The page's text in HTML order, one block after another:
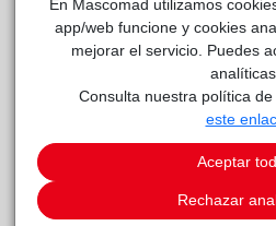
APRENDE
En Mascomad utilizamos
app/web funcione y cookies
mejorar el servicio. Puedes
analíticas.
Consulta nuestra política
este
Aceptar
Rechazar